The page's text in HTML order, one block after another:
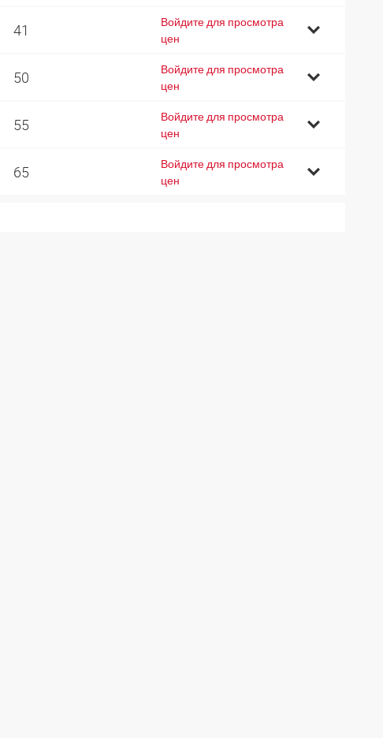
41
Войдите для просмотра
цен
50
Войдите для просмотра
цен
55
Войдите для просмотра
цен
65
Войдите для просмотра
цен